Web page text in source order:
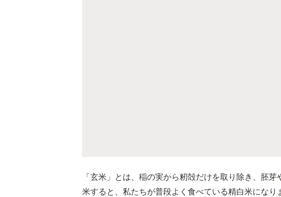
「玄米」とは、稲の実から籾殻だけを取り除き、胚
米すると、私たちが普段よく食べている精白米にな